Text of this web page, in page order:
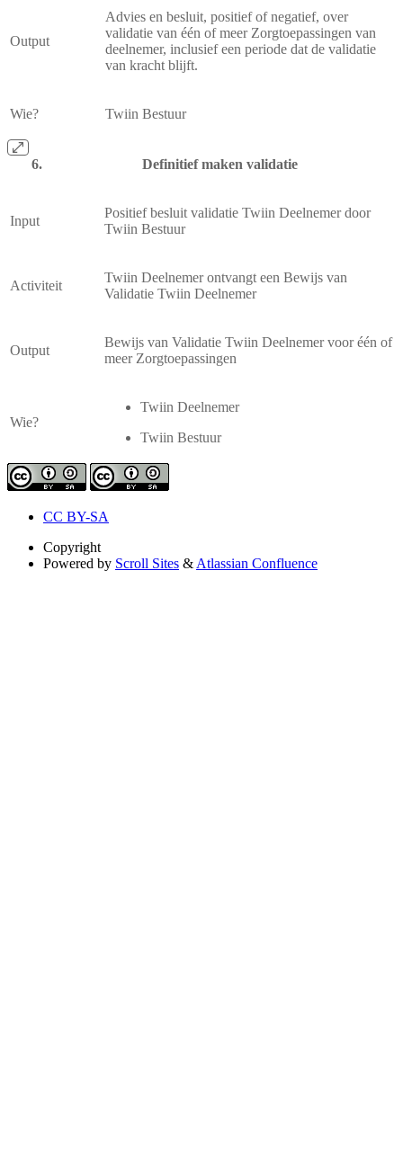
Output
Advies en besluit, positief of negatief, over
validatie van één of meer Zorgtoepassingen van
deelnemer, inclusief een periode dat de validatie
van kracht blijft.
Wie? Twiin Bestuur
Definitief maken validatie
Input
Positief besluit validatie Twiin Deelnemer door
Twiin Bestuur
Activiteit
Twiin Deelnemer ontvangt een Bewijs van
Validatie Twiin Deelnemer
Output
Bewijs van Validatie Twiin Deelnemer voor één of
meer Zorgtoepassingen
Wie?
Twiin Deelnemer
Twiin Bestuur
CC BY-SA
Copyright
Powered by Scroll Sites & Atlassian Confluence